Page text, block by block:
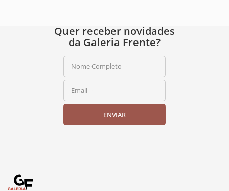
Quer receber novidades
da Galeria Frente?
Nome Completo
Email
ENVIAR